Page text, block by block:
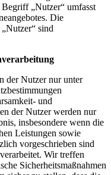
„Nutzer“ umfasst
Die
sind
der Nutzer nur unter
und
der Nutzer werden nur
insbesondere wenn die
Leistungen sowie
vorgeschrieben sind
Wir treffen
Sicherheitsmaßnahmen